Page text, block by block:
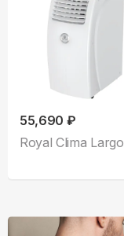
55,690 ₽
Royal Clima Largo